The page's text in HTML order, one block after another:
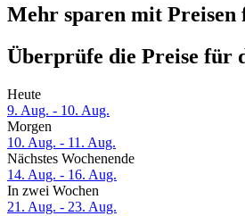
Mehr sparen mit
Überprüfe die Preise für
Heute
9. Aug. - 10. Aug.
Morgen
10. Aug. - 11. Aug.
Nächstes Wochenende
14. Aug. - 16. Aug.
In zwei Wochen
21. Aug. - 23. Aug.